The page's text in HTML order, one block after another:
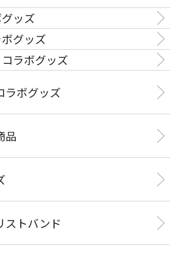
ッズ
グッズ
ラボグッズ
ラボグッズ
品
ストバンド